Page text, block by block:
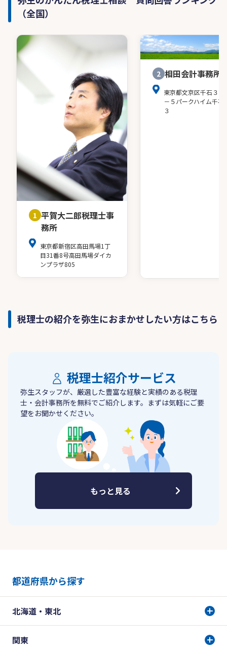
（全国）
1 平賀大二郎税理士事
務所
東京都新宿区高田馬場1丁
目31番8号高田馬場ダイカ
ンプラザ805
2 相田会計事務所
東京都文京区千石３－
－５パークハイム千石
３
税理士の紹介を弥生におまかせしたい方はこちら
税理士紹介サービス
弥生スタッフが、厳選した豊富な経験と実績のある税理
士・会計事務所を無料でご紹介します。まずは気軽にご要
望をお聞かせください。
もっと見る
都道府県から探す
北海道・東北
関東